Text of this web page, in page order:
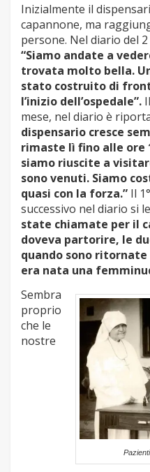
Inizialmente il
capannone, ma
persone. Nel diario del
“Siamo andate a
trovata molto bella.
stato costruito di
l’inizio dell’ospedale”.
mese, nel diario è
dispensario cresce
rimaste lì fino alle ore
siamo riuscite a
sono venuti. Siamo
quasi con la forza.” Il
successivo nel diario si
state chiamate per il
doveva partorire, le
quando sono ritornate
era nata una
Sembra
proprio
che le
nostre